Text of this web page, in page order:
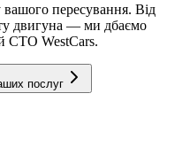
вашого пересування. Від
двигуна — ми дбаємо
СТО WestCars.
послуг